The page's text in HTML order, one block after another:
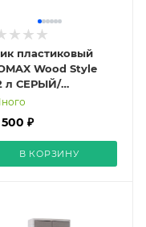
пластиковый
Wood Style
л СЕРЫЙ/
₽
В КОРЗИНУ